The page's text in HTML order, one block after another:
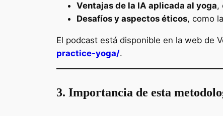
Ventajas de la IA aplicada al yoga,
Desafíos y aspectos éticos, como
El podcast está disponible en la web de
practice-yoga/.
3. Importancia de esta